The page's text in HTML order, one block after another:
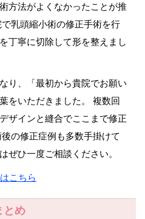
方法がよくなかったことが推
乳頭縮小術の修正手術を行
丁寧に切除して形を整えまし
り、「最初から貴院でお願い
をいただきました。 複数回
ザインと縫合でここまで修正
の修正症例も多数手掛けて
ぜひ一度ご相談ください。
こちら
とめ